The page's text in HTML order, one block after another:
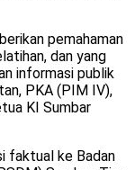
pemahaman
dan yang
informasi publik
PKA (PIM IV),
KI Sumbar
faktual ke Badan